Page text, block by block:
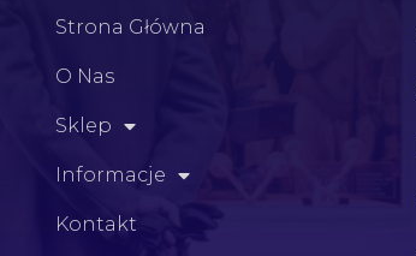
Strona Główna
O Nas
Sklep
Informacje
Kontakt